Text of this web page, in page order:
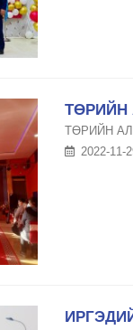
ТӨРИЙН
ТӨРИЙН
2022-11-